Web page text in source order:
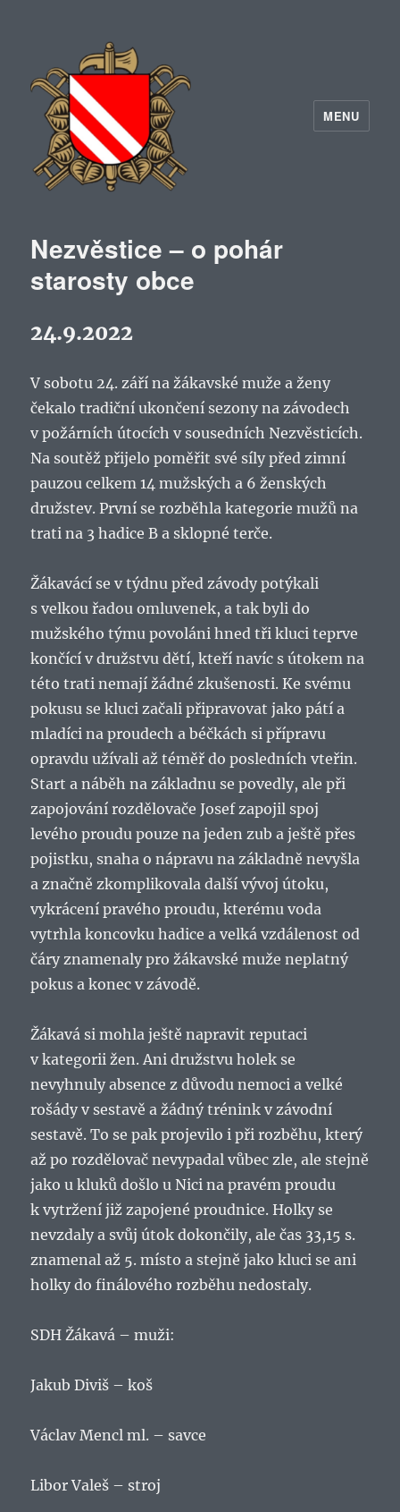
MENU
Nezvěstice – o pohár
starosty obce
24.9.2022
V sobotu 24. září na žákavské muže a ženy
čekalo tradiční ukončení sezony na závodech
v požárních útocích v sousedních Nezvěsticích.
Na soutěž přijelo poměřit své síly před zimní
pauzou celkem 14 mužských a 6 ženských
družstev. První se rozběhla kategorie mužů na
trati na 3 hadice B a sklopné terče.
Žákavácí se v týdnu před závody potýkali
s velkou řadou omluvenek, a tak byli do
mužského týmu povoláni hned tři kluci teprve
končící v družstvu dětí, kteří navíc s útokem na
této trati nemají žádné zkušenosti. Ke svému
pokusu se kluci začali připravovat jako pátí a
mladíci na proudech a béčkách si přípravu
opravdu užívali až téměř do posledních vteřin.
Start a náběh na základnu se povedly, ale při
zapojování rozdělovače Josef zapojil spoj
levého proudu pouze na jeden zub a ještě přes
pojistku, snaha o nápravu na základně nevyšla
a značně zkomplikovala další vývoj útoku,
vykrácení pravého proudu, kterému voda
vytrhla koncovku hadice a velká vzdálenost od
čáry znamenaly pro žákavské muže neplatný
pokus a konec v závodě.
Žákavá si mohla ještě napravit reputaci
v kategorii žen. Ani družstvu holek se
nevyhnuly absence z důvodu nemoci a velké
rošády v sestavě a žádný trénink v závodní
sestavě. To se pak projevilo i při rozběhu, který
až po rozdělovač nevypadal vůbec zle, ale stejně
jako u kluků došlo u Nici na pravém proudu
k vytržení již zapojené proudnice. Holky se
nevzdaly a svůj útok dokončily, ale čas 33,15 s.
znamenal až 5. místo a stejně jako kluci se ani
holky do finálového rozběhu nedostaly.
SDH Žákavá – muži:
Jakub Diviš – koš
Václav Mencl ml. – savce
Libor Valeš – stroj